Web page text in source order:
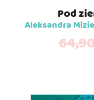
Pod
Aleksandra